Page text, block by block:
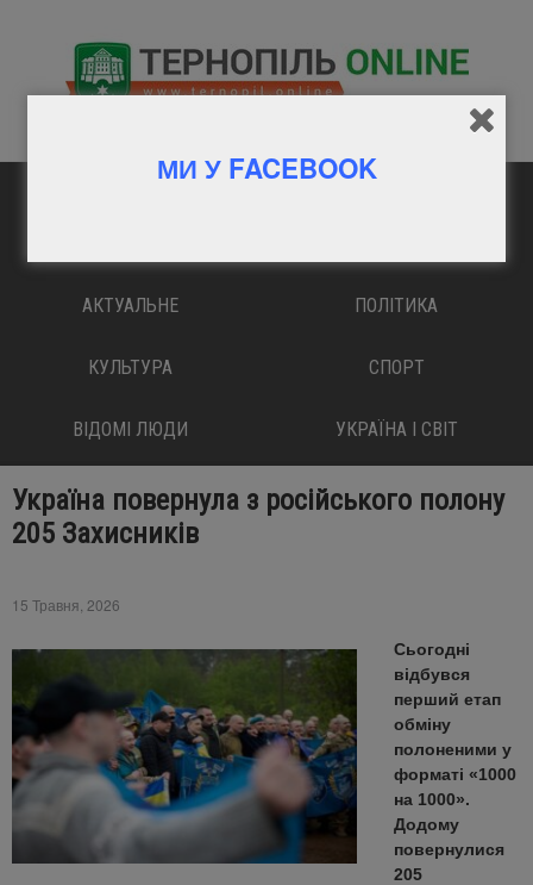
АКТУАЛЬНЕ ПОЛІТИКА
КУЛЬТУРА СПОРТ
ВІДОМІ ЛЮДИ УКРАЇНА І СВІТ
Україна повернула з російського полону
205 Захисників
15 Травня, 2026
Сьогодні
відбувся
перший етап
обміну
полоненими у
форматі «1000
на 1000».
Додому
повернулися
205
МИ У FACEBOOK